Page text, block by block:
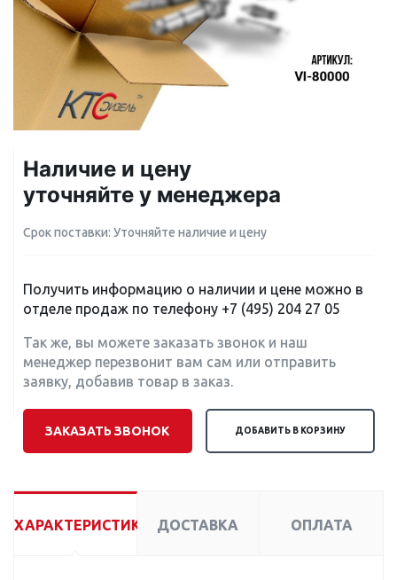
Наличие и цену
уточняйте у менеджера
Срок поставки: Уточняйте наличие и цену
Получить информацию о наличии и цене можно в
отделе продаж по телефону +7 (495) 204 27 05
Так же, вы можете заказать звонок и наш
менеджер перезвонит вам сам или отправить
заявку, добавив товар в заказ.
ЗАКАЗАТЬ ЗВОНОК ДОБАВИТЬ В КОРЗИНУ
ХАРАКТЕРИСТИКИ ДОСТАВКА ОПЛАТА